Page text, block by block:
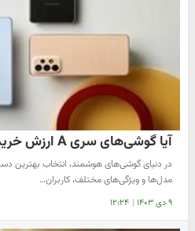
آیا گوشی‌های سری A ارزش خرید دارد؟
در دنیای گوشی‌های هوشمند، انتخاب بهترین
مدل‌ها و ویژگی‌های مختلف، کاربران…
۹ دی ۱۴۰۳ | ۱۲:۲۴